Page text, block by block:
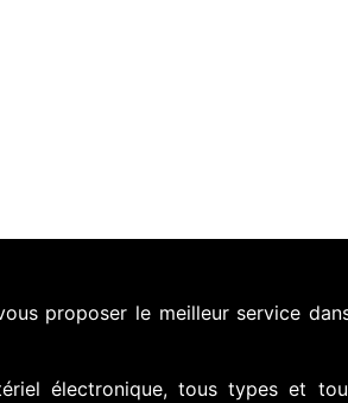
proposer le meilleur service
électronique, tous types et